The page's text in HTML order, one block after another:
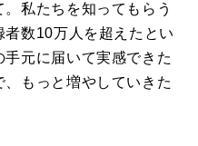
私たちを知ってもらう
者数10万人を超えたとい
元に届いて実感できた
もっと増やしていきた